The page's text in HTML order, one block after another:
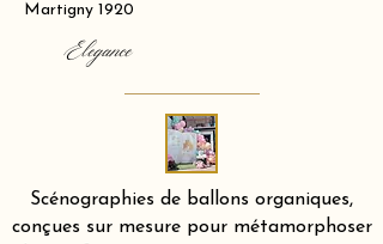
Martigny 1920
Elegance
Scénographies de ballons organiques,
conçues sur mesure pour métamorphoser